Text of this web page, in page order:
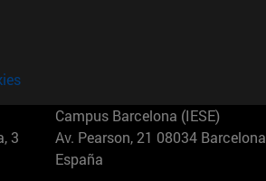
3
Campus Barcelona (IESE)
Av. Pearson, 21 08034 Barcelona
España